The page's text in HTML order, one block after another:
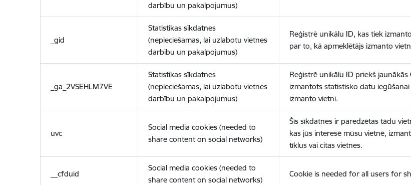
darbību un pakalpojumus)
_gid
Statistikas sīkdatnes
(nepieciešamas, lai uzlabotu vietnes
darbību un pakalpojumus)
Reģistrē unikālu ID, kas tiek
par to, kā apmeklētājs izmanto
_ga_2VSEHLM7VE
Statistikas sīkdatnes
(nepieciešamas, lai uzlabotu vietnes
darbību un pakalpojumus)
Reģistrē unikālu ID priekš jaunākās
izmantots statistisko datu
izmanto vietni.
uvc
Social media cookies (needed to
share content on social networks)
Šīs sīkdatnes ir paredzētas tādu
kas jūs interesē mūsu vietnē,
tīklus vai citas vietnes.
__cfduid
Social media cookies (needed to
share content on social networks)
Cookie is needed for all users for